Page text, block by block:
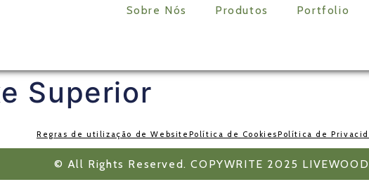
Sobre Nós Produtos Portfolio
Superior
Regras de utilização de Website Política de CookiesPolítica de
© All Rights Reserved. COPYWRITE 2025 LIVEWOOD